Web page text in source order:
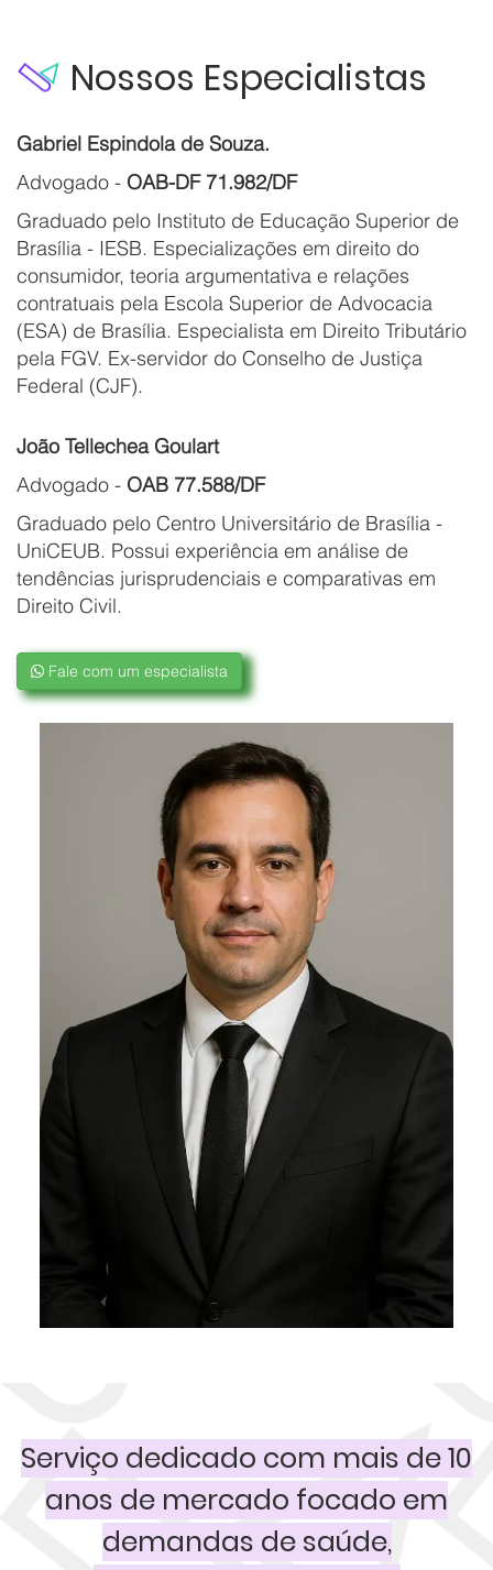
Nossos Especialistas
Gabriel Espindola de Souza.
Advogado - OAB-DF 71.982/DF
Graduado pelo Instituto de Educação Superior de
Brasília - IESB. Especializações em direito do
consumidor, teoria argumentativa e relações
contratuais pela Escola Superior de Advocacia
(ESA) de Brasília. Especialista em Direito Tributário
pela FGV. Ex-servidor do Conselho de Justiça
Federal (CJF).
João Tellechea Goulart
Advogado - OAB 77.588/DF
Graduado pelo Centro Universitário de Brasília -
UniCEUB. Possui experiência em análise de
tendências jurisprudenciais e comparativas em
Direito Civil.
Fale com um especialista
Serviço dedicado com mais de 10
anos de mercado focado em
demandas de saúde,